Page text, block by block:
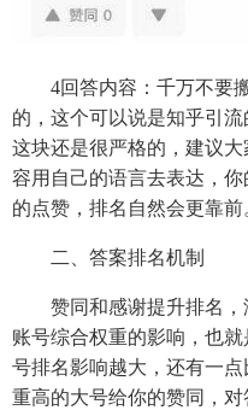
4回答内容：千万不要搬
的，这个可以说是知乎引
这块还是很严格的，建议
容用自己的语言去表达，
的点赞，排名自然会更靠前
二、答案排名机制
赞同和感谢提升排名，
账号综合权重的影响，也
号排名影响越大，还有一
重高的大号给你的赞同，对